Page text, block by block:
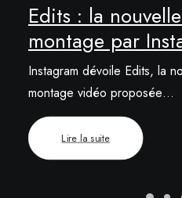
Edits : la
montage par
Instagram dévoile Edits, la
montage vidéo proposée…
Lire la suite